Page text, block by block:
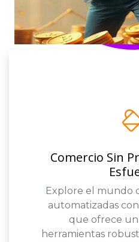
Comercio Sin
Explore el mundo
automatizadas
que ofrece
herramientas